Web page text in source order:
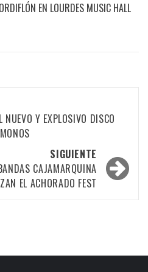
EN LOURDES MUSIC HALL
NUEVO Y EXPLOSIVO DISCO
SIGUIENTE
CAJAMARQUINA
EL ACHORADO FEST